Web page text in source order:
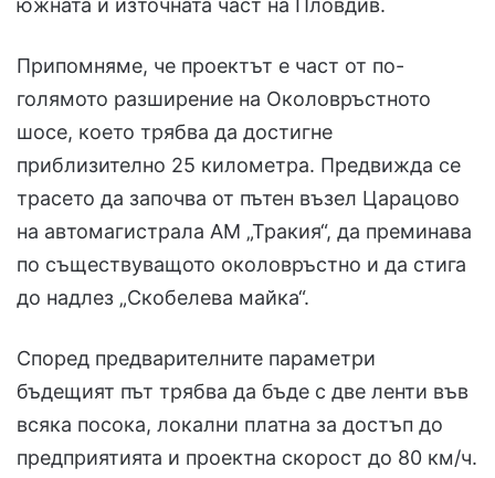
южната и източната част на Пловдив.
Припомняме, че проектът е част от по-
голямото разширение на Околовръстното
шосе, което трябва да достигне
приблизително 25 километра. Предвижда се
трасето да започва от пътен възел Царацово
на автомагистрала АМ „Тракия“, да преминава
по съществуващото околовръстно и да стига
до надлез „Скобелева майка“.
Според предварителните параметри
бъдещият път трябва да бъде с две ленти във
всяка посока, локални платна за достъп до
предприятията и проектна скорост до 80 км/ч.